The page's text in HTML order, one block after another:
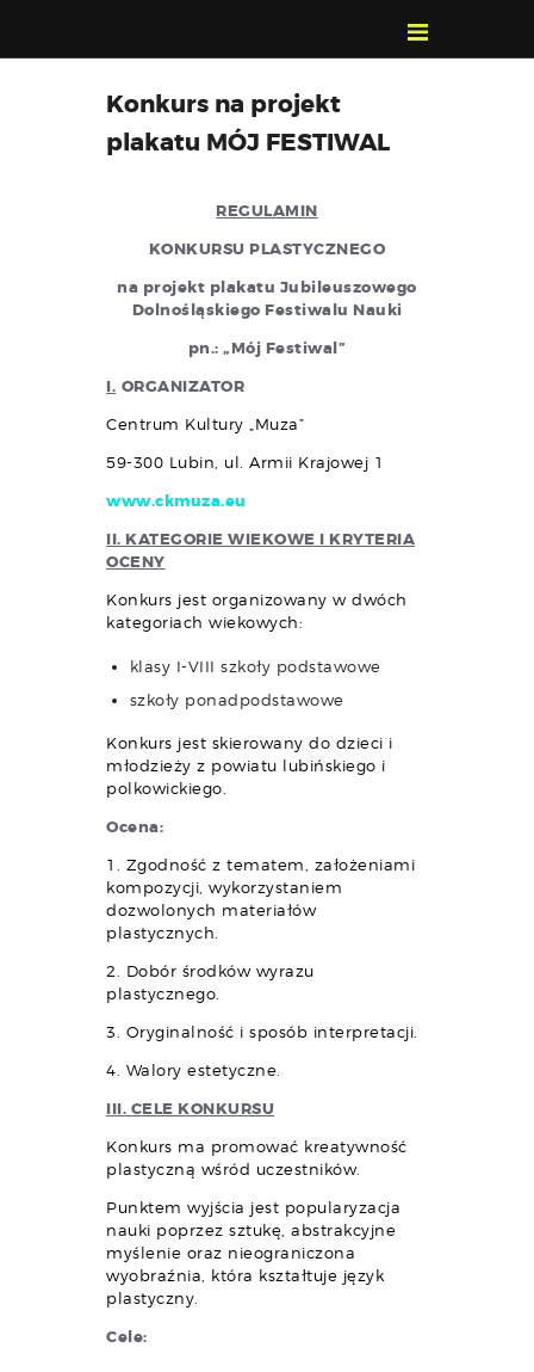
POZNAJ, POLUB,
PAMIĘTAJ!
WYDARZEŃ
Konkurs na projekt
plakatu MÓJ FESTIWAL
REGULAMIN
KONKURSU PLASTYCZNEGO
na projekt plakatu Jubileuszowego
Dolnośląskiego Festiwalu Nauki
pn.: „Mój Festiwal”
I. ORGANIZATOR
Centrum Kultury „Muza”
59-300 Lubin, ul. Armii Krajowej 1
www.ckmuza.eu
II. KATEGORIE WIEKOWE I KRYTERIA
OCENY
Konkurs jest organizowany w dwóch
kategoriach wiekowych:
klasy I-VIII szkoły podstawowe
szkoły ponadpodstawowe
Konkurs jest skierowany do dzieci i
młodzieży z powiatu lubińskiego i
polkowickiego.
Ocena:
1. Zgodność z tematem, założeniami
kompozycji, wykorzystaniem
dozwolonych materiałów
plastycznych.
2. Dobór środków wyrazu
plastycznego.
3. Oryginalność i sposób interpretacji.
4. Walory estetyczne.
III. CELE KONKURSU
Konkurs ma promować kreatywność
plastyczną wśród uczestników.
Punktem wyjścia jest popularyzacja
nauki poprzez sztukę, abstrakcyjne
myślenie oraz nieograniczona
wyobraźnia, która kształtuje język
plastyczny.
Cele: